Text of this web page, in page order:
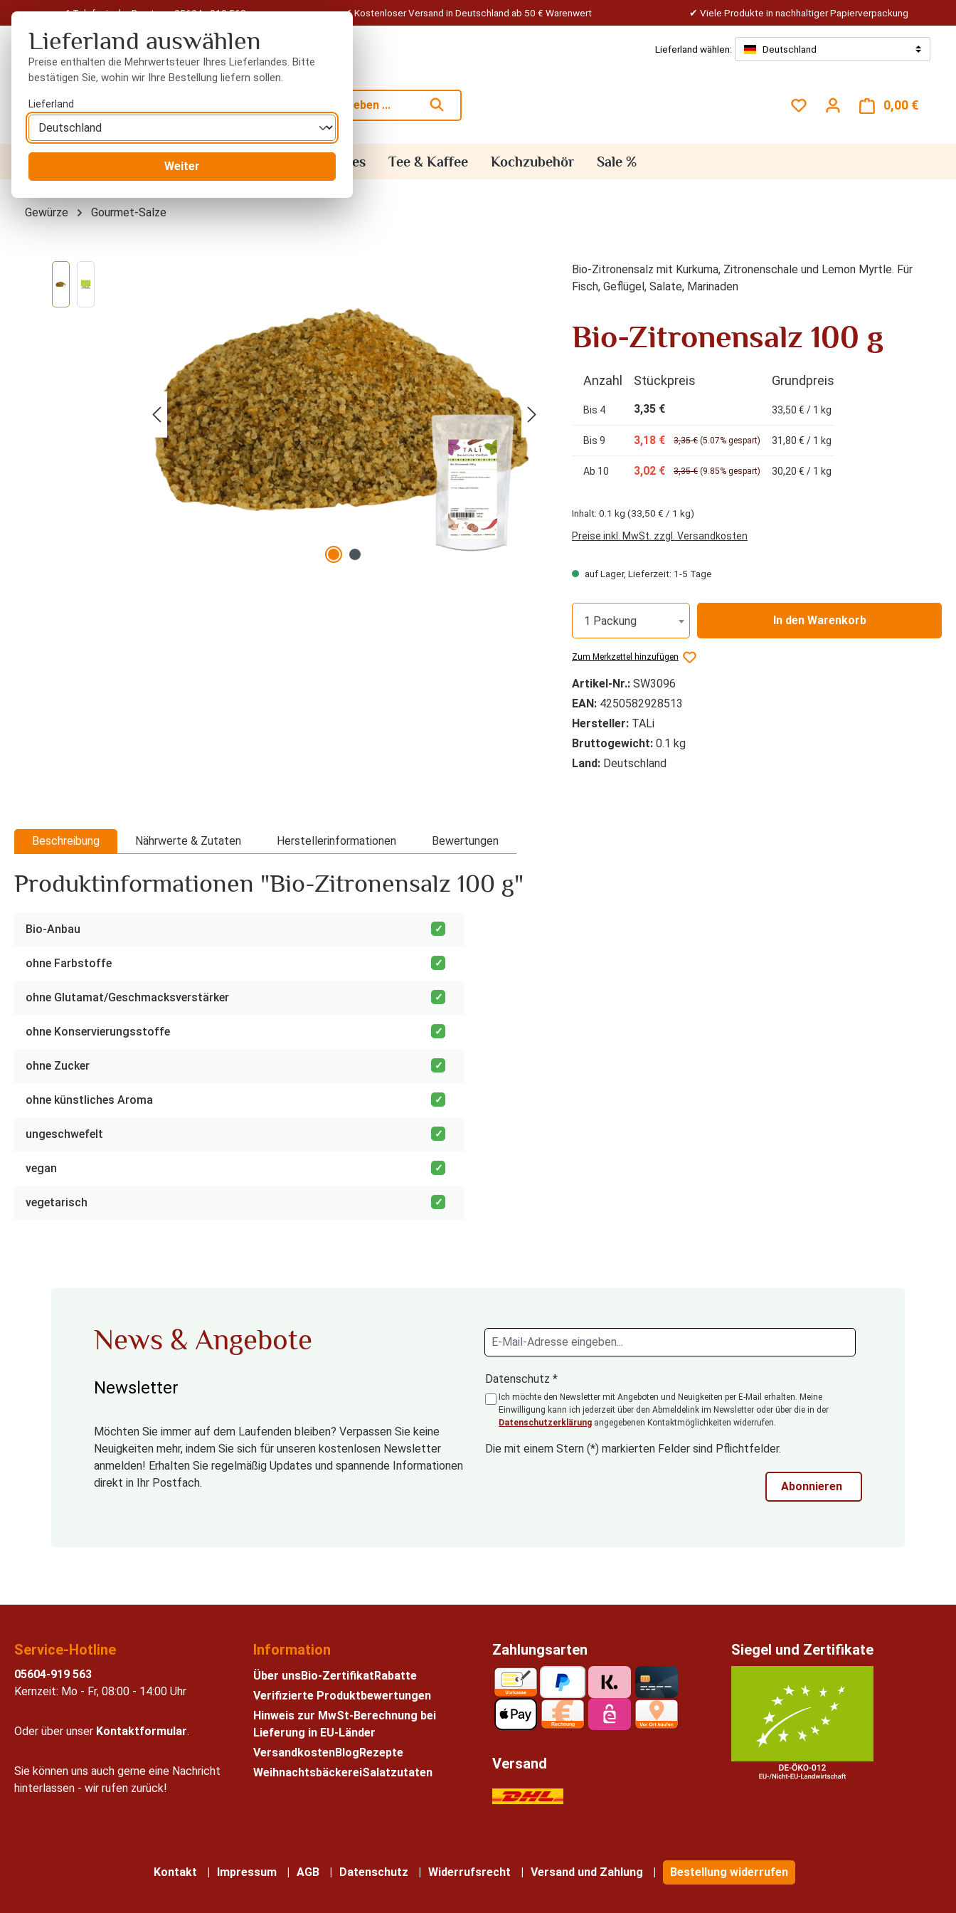
Hauptinhalt springen
Zur Suche springen
Zur Hauptnavigation springen
Telefonische Beratung: 05604 - 919 563 Kostenloser Versand in Deutschland ab 50 € Warenwert Viele Produkte in nachhaltiger Papierverpackung
Lieferland wählen: Deutschland
Du hast 0 Produkte auf
0,00 €
Trockenfrüchte Gewürze Orientalisches Tee & Kaffee Kochzubehör Sale %
Gewürze Gourmet-Salze
Bildergalerie überspringen
Bio-Zitronensalz mit Kurkuma, Zitronenschale und Lemon Myrtle. Für
Fisch, Geflügel, Salate, Marinaden
Bio-Zitronensalz 100 g
Anzahl Stückpreis Grundpreis
Bis 4 3,35 € 33,50 € / 1 kg
Bis 9 3,18 € 3,35 € (5.07% gespart) 31,80 € / 1 kg
Ab 10 3,02 € 3,35 € (9.85% gespart) 30,20 € / 1 kg
Inhalt: 0.1 kg (33,50 € / 1 kg)
Preise inkl. MwSt. zzgl. Versandkosten
auf Lager, Lieferzeit: 1-5 Tage
1 Packung In den Warenkorb
Zum Merkzettel hinzufügen
Artikel-Nr.: SW3096
EAN: 4250582928513
Hersteller: TALi
Bruttogewicht: 0.1 kg
Land: Deutschland
Beschreibung Nährwerte & Zutaten Herstellerinformationen Bewertungen
Produktinformationen "Bio-Zitronensalz 100 g"
Bio-Anbau
ohne Farbstoffe
ohne Glutamat/Geschmacksverstärker
ohne Konservierungsstoffe
ohne Zucker
ohne künstliches Aroma
ungeschwefelt
vegan
vegetarisch
News & Angebote
Newsletter
Möchten Sie immer auf dem Laufenden bleiben? Verpassen Sie keine
Neuigkeiten mehr, indem Sie sich für unseren kostenlosen Newsletter
anmelden! Erhalten Sie regelmäßig Updates und spannende Informationen
direkt in Ihr Postfach.
Datenschutz *
Ich möchte den Newsletter mit Angeboten und Neuigkeiten per E-Mail erhalten. Meine
Einwilligung kann ich jederzeit über den Abmeldelink im Newsletter oder über die in der
Datenschutzerklärung angegebenen Kontaktmöglichkeiten widerrufen.
Die mit einem Stern (*) markierten Felder sind Pflichtfelder.
Abonnieren
Service-Hotline
05604-919 563
Kernzeit: Mo - Fr, 08:00 - 14:00 Uhr
Oder über unser Kontaktformular.
Sie können uns auch gerne eine Nachricht
hinterlassen - wir rufen zurück!
Information
Über unsBio-Zertifikat Rabatte
Verifizierte Produktbewertungen
Hinweis zur MwSt-Berechnung bei
Lieferung in EU-Länder
VersandkostenBlog Rezepte
WeihnachtsbäckereiSalatzutaten
Zahlungsarten
Versand
Siegel und Zertifikate
Kontakt Impressum AGB Datenschutz Widerrufsrecht Versand und Zahlung Bestellung widerrufen
Lieferland auswählen
Preise enthalten die Mehrwertsteuer Ihres Lieferlandes. Bitte
bestätigen Sie, wohin wir Ihre Bestellung liefern sollen.
Lieferland
Weiter